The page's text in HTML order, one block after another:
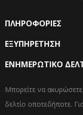
ΠΛΗΡΟΦΟΡΙΕΣ
ΕΞΥΠΗΡΕΤΗΣΗ
ΕΝΗΜΕΡΩΤΙΚΌ
Μπορείτε να
δελτίο οποτεδήποτε.